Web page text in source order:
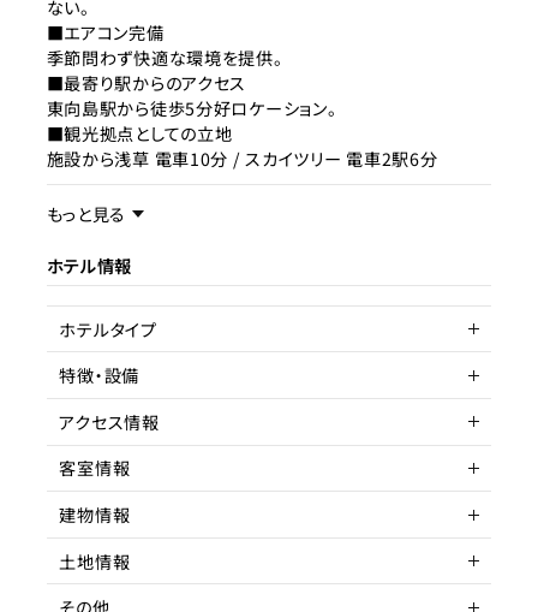
ない。
■エアコン完備
季節問わず快適な環境を提供。
■最寄り駅からのアクセス
東向島駅から徒歩5分好ロケーション。
■観光拠点としての立地
施設から浅草 電車10分 / スカイツリー 電車2駅6分
事業内容／事業特徴
本物件は、東京都墨田区東向島エリアに位置し、下町情緒
と都心アクセスを兼ね備えたロケーショ
ンに所在しています。
最寄りの東向島駅(東武伊勢崎線)から徒歩約5分と駅近で
あり、浅草エリアへは電車で約10分、
東京スカイツリーへは2駅・約6分と、国内外観光客から高
浅草・スカイツリーといった東京を代表する観光拠点へのア
クセス性に優れていることから、イン
バウンド需要の取り込みが期待でき、観光目的の短期滞在
を中心に安定した集客が可能です。
また、戸建てタイプであることからグループ・ファミリー層の
ニーズにも適合し、ホテルでは代替
しづらい「一棟貸し」の付加価値により、高単価での運用ポ
もっと見る
ホテル情報
ホテルタイプ
ヴィラ
特徴・設備
駅近
アクセス情報
所在地
東京都墨田区東向島
アクセス
東向島駅徒歩
駅までの距離
5分以内
客室情報
客室数
1室
延床面積
45.44㎡
建物情報
建物構造
その他
土地情報